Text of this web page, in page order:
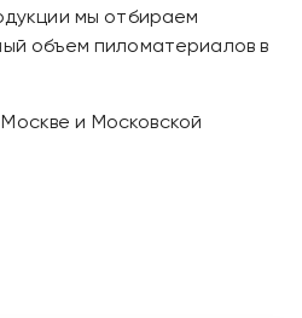
мы отбираем
объем пиломатериалов в
и Московской